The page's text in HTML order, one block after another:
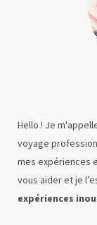
Hello ! Je
voyage
mes expériences
vous aider et je
expériences